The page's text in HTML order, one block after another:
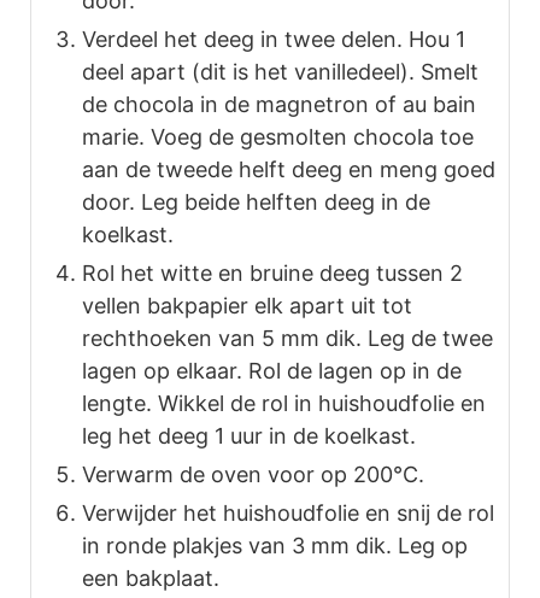
Verdeel het deeg in twee delen. Hou 1
deel apart (dit is het vanilledeel). Smelt
de chocola in de magnetron of au bain
marie. Voeg de gesmolten chocola toe
aan de tweede helft deeg en meng goed
door. Leg beide helften deeg in de
koelkast.
Rol het witte en bruine deeg tussen 2
vellen bakpapier elk apart uit tot
rechthoeken van 5 mm dik. Leg de twee
lagen op elkaar. Rol de lagen op in de
lengte. Wikkel de rol in huishoudfolie en
leg het deeg 1 uur in de koelkast.
Verwarm de oven voor op 200°C.
Verwijder het huishoudfolie en snij de rol
in ronde plakjes van 3 mm dik. Leg op
een bakplaat.